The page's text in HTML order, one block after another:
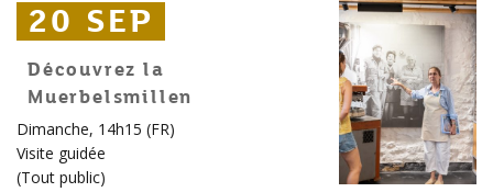
20 SEP
20 SEP
20 SEP
Découvrez la
Muerbelsmillen
Dimanche, 14h15 (FR)
Visite guidée
(Tout public)